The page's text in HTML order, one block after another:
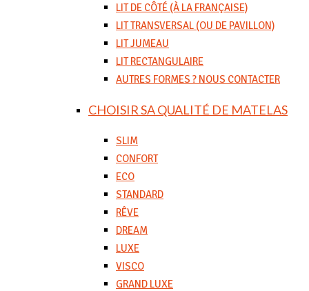
LIT DE CÔTÉ (À LA FRANÇAISE)
LIT TRANSVERSAL (OU DE PAVILLON)
LIT JUMEAU
LIT RECTANGULAIRE
AUTRES FORMES ? NOUS CONTACTER
CHOISIR SA QUALITÉ DE MATELAS
SLIM
CONFORT
ECO
STANDARD
RÊVE
DREAM
LUXE
VISCO
GRAND LUXE